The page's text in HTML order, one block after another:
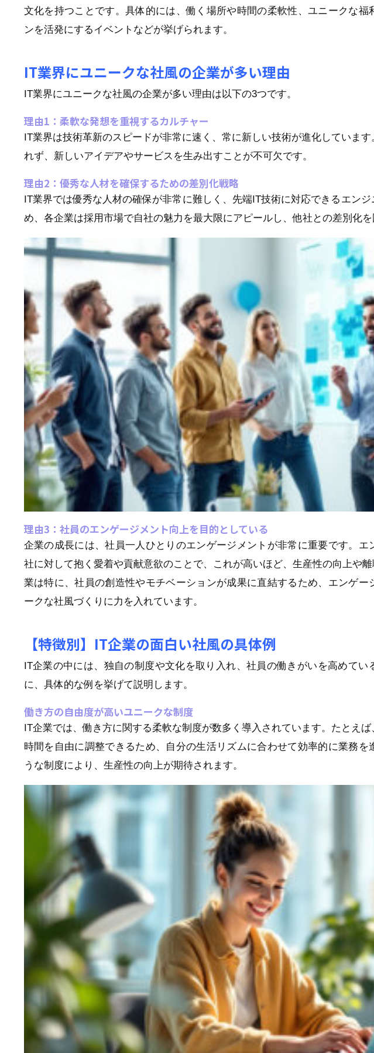
文化を持つことです。具体的には、働く場所や時間の柔軟性、ユニークな福
ンを活発にするイベントなどが挙げられます。
IT業界にユニークな社風の企業が多い理由
IT業界にユニークな社風の企業が多い理由は以下の3つです。
理由1：柔軟な発想を重視するカルチャー
IT業界は技術革新のスピードが非常に速く、常に新しい技術が進化していま
れず、新しいアイデアやサービスを生み出すことが不可欠です。
理由2：優秀な人材を確保するための差別化戦略
IT業界では優秀な人材の確保が非常に難しく、先端IT技術に対応できるエン
め、各企業は採用市場で自社の魅力を最大限にアピールし、他社との差別化を
理由3：社員のエンゲージメント向上を目的としている
企業の成長には、社員一人ひとりのエンゲージメントが非常に重要です。エ
社に対して抱く愛着や貢献意欲のことで、これが高いほど、生産性の向上や
業は特に、社員の創造性やモチベーションが成果に直結するため、エンゲー
ークな社風づくりに力を入れています。
【特徴別】IT企業の面白い社風の具体例
IT企業の中には、独自の制度や文化を取り入れ、社員の働きがいを高めてい
に、具体的な例を挙げて説明します。
働き方の自由度が高いユニークな制度
IT企業では、働き方に関する柔軟な制度が数多く導入されています。たとえ
時間を自由に調整できるため、自分の生活リズムに合わせて効率的に業務を
うな制度により、生産性の向上が期待されます。